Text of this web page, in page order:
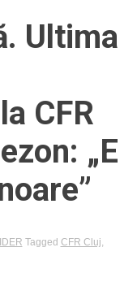
Ultima
CFR
„E
Tagged CFR Cluj